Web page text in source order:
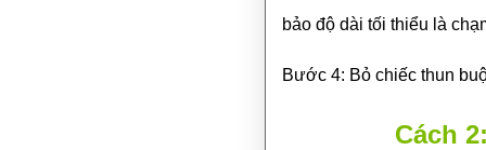
bảo độ dài tối thiểu là
Bước 4: Bỏ chiếc thun
Cách